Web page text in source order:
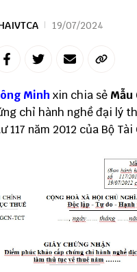
19/07/2024
Minh xin chia sẻ Mẫu
chỉ hành nghề đại lý
117 năm 2012 của Bộ Tài